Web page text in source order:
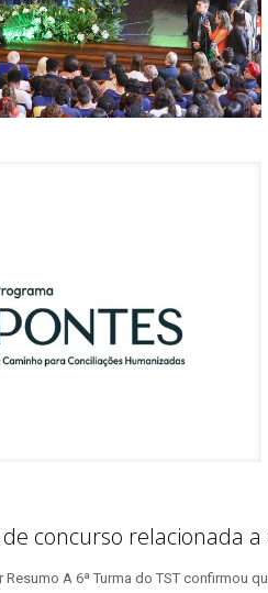
concurso relacionada
A 6ª Turma do TST confirmou